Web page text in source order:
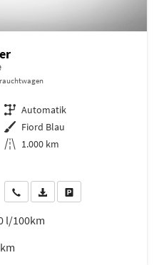
Getriebe Automatik
Außenfarbe Fiord Blau
Kilometerstand 1.000 km
Wir rufen Sie anFahrzeugexposé (PDF)
l/100km